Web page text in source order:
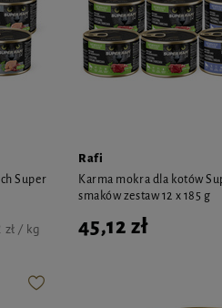
Super
zł / kg
Rafi
Karma mokra dla kotów
smaków zestaw 12 x 185 g
45,12 zł